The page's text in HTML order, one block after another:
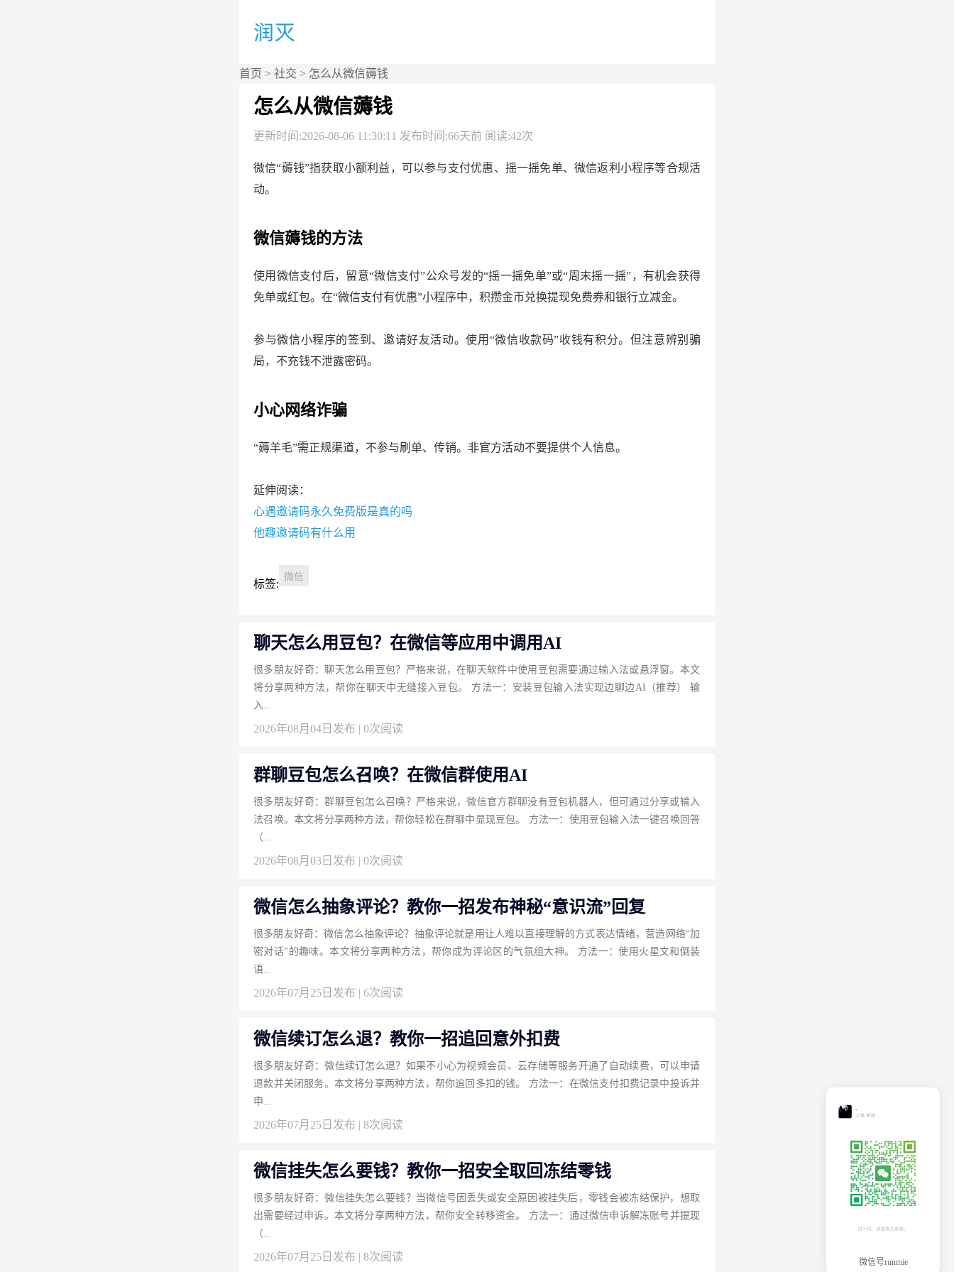
首页 > 社交 > 怎么从微信薅钱
怎么从微信薅钱
更新时间:2026-08-06 11:30:11 发布时间:66天前 阅读:42次
微信“薅钱”指获取小额利益，可以参与支付优惠、摇一摇免单、微信返利小程序等合规活
动。
微信薅钱的方法
使用微信支付后，留意“微信支付”公众号发的“摇一摇免单”或“周末摇一摇”，有机会获得
免单或红包。在“微信支付有优惠”小程序中，积攒金币兑换提现免费券和银行立减金。
参与微信小程序的签到、邀请好友活动。使用“微信收款码”收钱有积分。但注意辨别骗
局，不充钱不泄露密码。
小心网络诈骗
“薅羊毛”需正规渠道，不参与刷单、传销。非官方活动不要提供个人信息。
延伸阅读：
心遇邀请码永久免费版是真的吗
他趣邀请码有什么用
标签:
微信
聊天怎么用豆包？在微信等应用中调用AI
很多朋友好奇：聊天怎么用豆包？严格来说，在聊天软件中使用豆包需要通过输入法或悬浮窗。本文
将分享两种方法，帮你在聊天中无缝接入豆包。 方法一：安装豆包输入法实现边聊边AI（推荐） 输
入...
2026年08月04日发布 | 0次阅读
群聊豆包怎么召唤？在微信群使用AI
很多朋友好奇：群聊豆包怎么召唤？严格来说，微信官方群聊没有豆包机器人，但可通过分享或输入
法召唤。本文将分享两种方法，帮你轻松在群聊中显现豆包。 方法一：使用豆包输入法一键召唤回答
（...
2026年08月03日发布 | 0次阅读
微信怎么抽象评论？教你一招发布神秘“意识流”回复
很多朋友好奇：微信怎么抽象评论？抽象评论就是用让人难以直接理解的方式表达情绪，营造网络“加
密对话”的趣味。本文将分享两种方法，帮你成为评论区的气氛组大神。 方法一：使用火星文和倒装
语...
2026年07月25日发布 | 6次阅读
微信续订怎么退？教你一招追回意外扣费
很多朋友好奇：微信续订怎么退？如果不小心为视频会员、云存储等服务开通了自动续费，可以申请
退款并关闭服务。本文将分享两种方法，帮你追回多扣的钱。 方法一：在微信支付扣费记录中投诉并
申...
2026年07月25日发布 | 8次阅读
微信挂失怎么要钱？教你一招安全取回冻结零钱
很多朋友好奇：微信挂失怎么要钱？当微信号因丢失或安全原因被挂失后，零钱会被冻结保护，想取
出需要经过申诉。本文将分享两种方法，帮你安全转移资金。 方法一：通过微信申诉解冻账号并提现
（...
2026年07月25日发布 | 8次阅读 微信号runmie